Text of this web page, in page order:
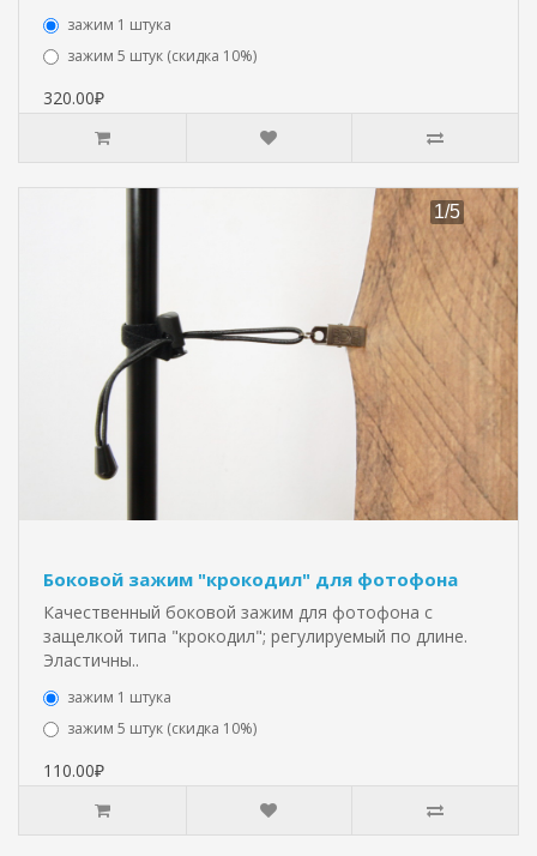
зажим 1 штука
зажим 5 штук (скидка 10%)
320.00₽
Боковой зажим "крокодил" для фотофона
Качественный боковой зажим для фотофона с
защелкой типа "крокодил"; регулируемый по длине.
Эластичны..
зажим 1 штука
зажим 5 штук (скидка 10%)
110.00₽